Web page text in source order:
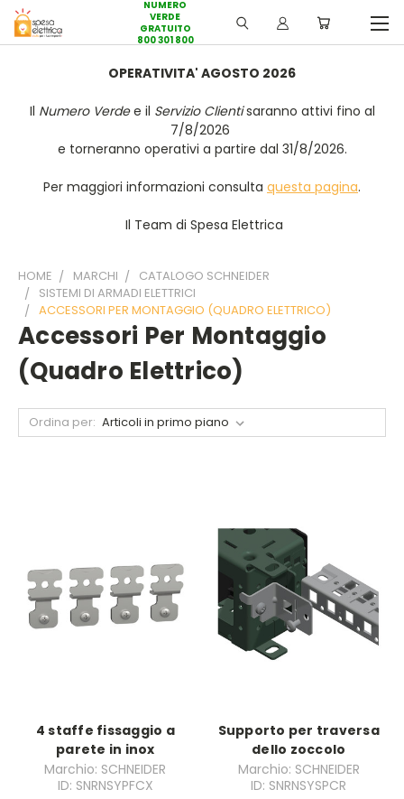
NUMERO
VERDE
GRATUITO
800 301 800
OPERATIVITA' AGOSTO 2026
Il Numero Verdee il Servizio Clientisaranno attivi fino al
7/8/2026
e torneranno operativi a partire dal 31/8/2026.
Per maggiori informazioni consulta questa pagina.
Il Team di Spesa Elettrica
HOME MARCHI
CATALOGO SCHNEIDER
SISTEMI DI ARMADI ELETTRICI
ACCESSORI PER MONTAGGIO (QUADRO ELETTRICO)
Accessori Per Montaggio
(quadro Elettrico)
Ordina per:
4 staffe fissaggio a
parete in inox
Marchio: SCHNEIDER
ID: SNRNSYPFCX
Supporto per traversa
dello zoccolo
Marchio: SCHNEIDER
ID: SNRNSYSPCR